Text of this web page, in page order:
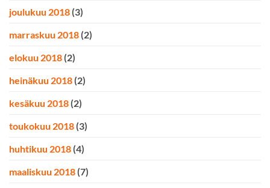
joulukuu 2018 (3)
marraskuu 2018 (2)
elokuu 2018 (2)
heinäkuu 2018 (2)
kesäkuu 2018 (2)
toukokuu 2018 (3)
huhtikuu 2018 (4)
maaliskuu 2018 (7)